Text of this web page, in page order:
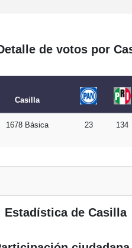
de votos por
Casilla
1678 Básica 23 134
Estadística de Casilla